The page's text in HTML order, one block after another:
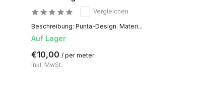
Vergleichen
Beschreibung: Punta-Design. Materi...
Auf Lager
€10,00 / per meter
Inkl. MwSt.